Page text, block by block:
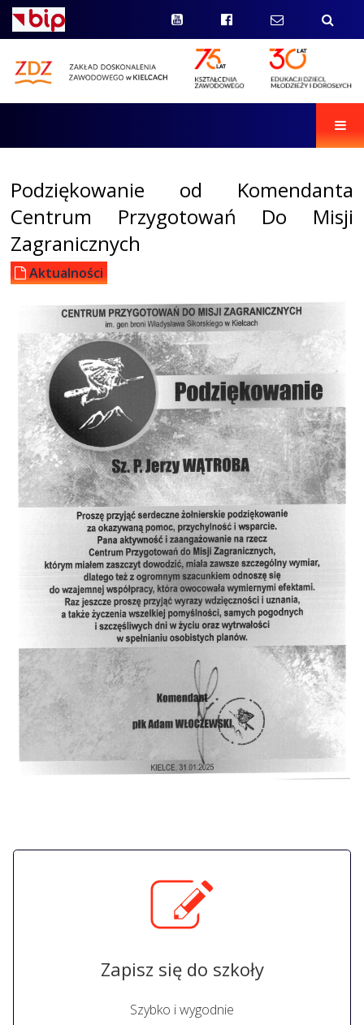
Podziękowanie od Komendanta
Centrum Przygotowań Do Misji
Zagranicznych
Aktualności
Zapisz się do szkoły
Szybko i wygodnie